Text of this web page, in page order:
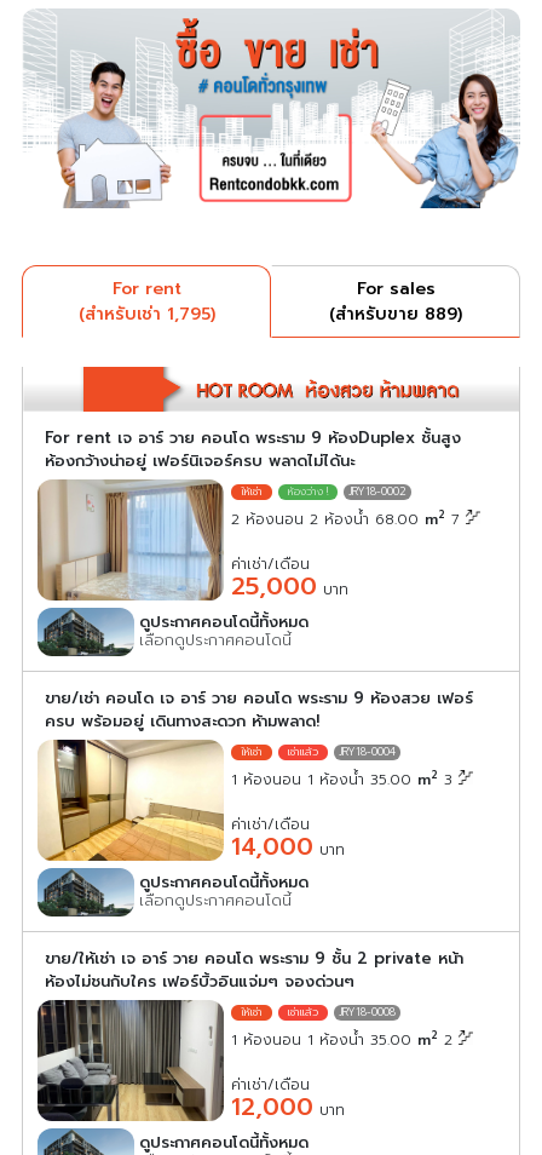
For rent
(สำหรับเช่า 1,795)
For sales
(สำหรับขาย 889)
For rent เจ อาร์ วาย คอนโด พระราม 9 ห้องDuplex ชั้นสูง
ห้องกว้างน่าอยู่ เฟอร์นิเจอร์ครบ พลาดไม่ได้นะ
JRY18-0002
2 ห้องนอน 2 ห้องน้ำ 68.00 m2 7
ค่าเช่า/เดือน
25,000 บาท
ดูประกาศคอนโดนี้ทั้งหมด
เลือกดูประกาศคอนโดนี้
ขาย/เช่า คอนโด เจ อาร์ วาย คอนโด พระราม 9 ห้องสวย เฟอร์
ครบ พร้อมอยู่ เดินทางสะดวก ห้ามพลาด!
JRY18-0004
1 ห้องนอน 1 ห้องน้ำ 35.00 m2 3
ค่าเช่า/เดือน
14,000 บาท
ดูประกาศคอนโดนี้ทั้งหมด
เลือกดูประกาศคอนโดนี้
ขาย/ให้เช่า เจ อาร์ วาย คอนโด พระราม 9 ชั้น 2 private หน้า
ห้องไม่ชนกับใคร เฟอร์บิ้วอินแจ่มๆ จองด่วนๆ
JRY18-0008
1 ห้องนอน 1 ห้องน้ำ 35.00 m2 2
ค่าเช่า/เดือน
12,000 บาท
ดูประกาศคอนโดนี้ทั้งหมด